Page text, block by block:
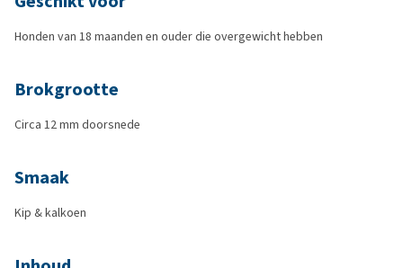
Honden van 18 maanden en ouder die overgewicht hebben
Brokgrootte
Circa 12 mm doorsnede
Smaak
Kip & kalkoen